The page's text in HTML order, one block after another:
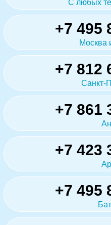
С любых
+7 495
Москва
+7 812
Санкт-
+7 861
+7 423
+7 495